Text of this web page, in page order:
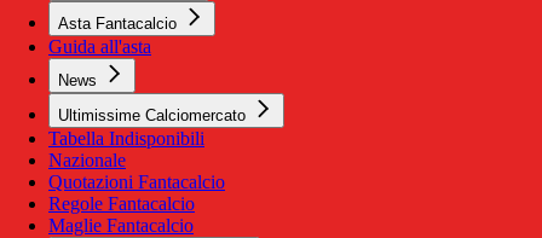
Asta Fantacalcio
Guida all'asta
News
Ultimissime Calciomercato
Tabella Indisponibili
Nazionale
Quotazioni Fantacalcio
Regole Fantacalcio
Maglie Fantacalcio